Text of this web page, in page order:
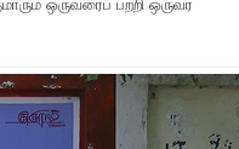
ஒருவரைப் பற்றி ஒருவர்